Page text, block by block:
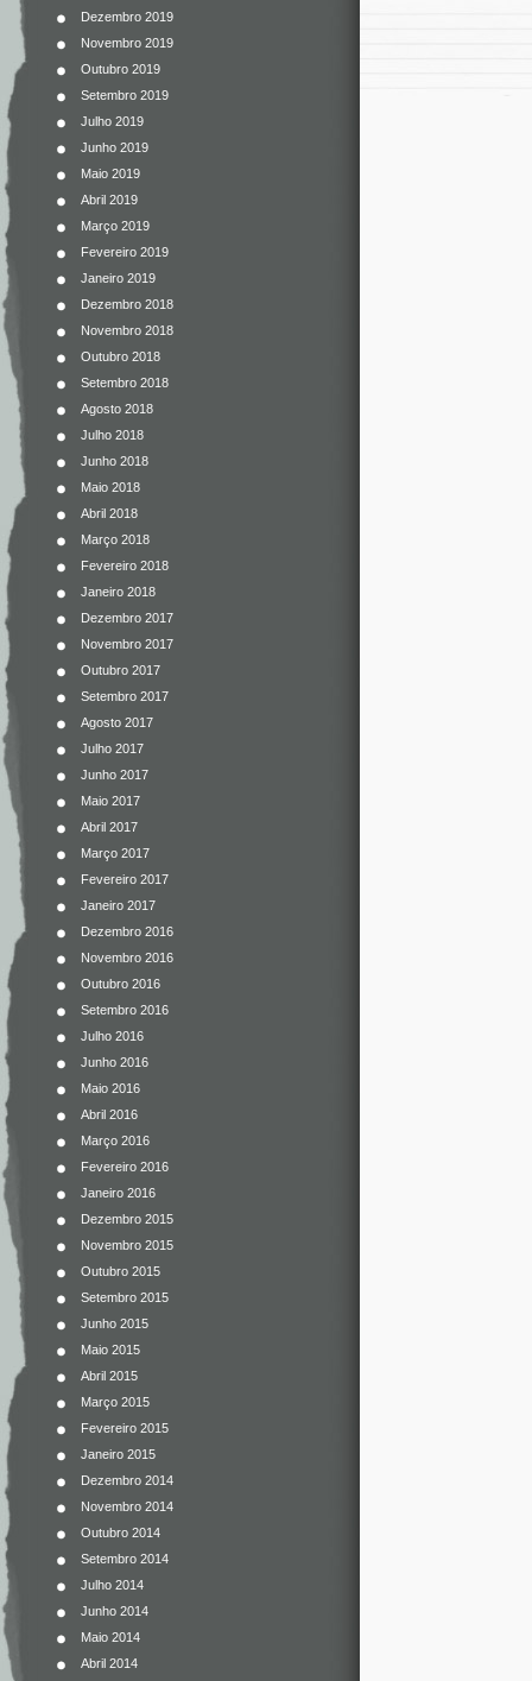
Dezembro 2019
Novembro 2019
Outubro 2019
Setembro 2019
Julho 2019
Junho 2019
Maio 2019
Abril 2019
Março 2019
Fevereiro 2019
Janeiro 2019
Dezembro 2018
Novembro 2018
Outubro 2018
Setembro 2018
Agosto 2018
Julho 2018
Junho 2018
Maio 2018
Abril 2018
Março 2018
Fevereiro 2018
Janeiro 2018
Dezembro 2017
Novembro 2017
Outubro 2017
Setembro 2017
Agosto 2017
Julho 2017
Junho 2017
Maio 2017
Abril 2017
Março 2017
Fevereiro 2017
Janeiro 2017
Dezembro 2016
Novembro 2016
Outubro 2016
Setembro 2016
Julho 2016
Junho 2016
Maio 2016
Abril 2016
Março 2016
Fevereiro 2016
Janeiro 2016
Dezembro 2015
Novembro 2015
Outubro 2015
Setembro 2015
Junho 2015
Maio 2015
Abril 2015
Março 2015
Fevereiro 2015
Janeiro 2015
Dezembro 2014
Novembro 2014
Outubro 2014
Setembro 2014
Julho 2014
Junho 2014
Maio 2014
Abril 2014